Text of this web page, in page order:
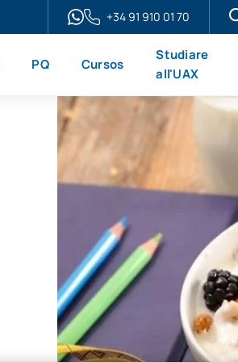
+34 91 910 01 70
PQ Cursos
Studiare
all'UAX